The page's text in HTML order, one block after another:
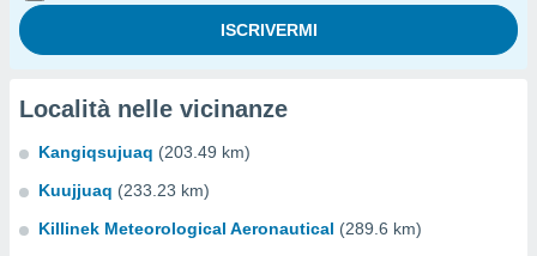
Località nelle vicinanze
Kangiqsujuaq (203.49 km)
Kuujjuaq (233.23 km)
Killinek Meteorological Aeronautical (289.6 km)